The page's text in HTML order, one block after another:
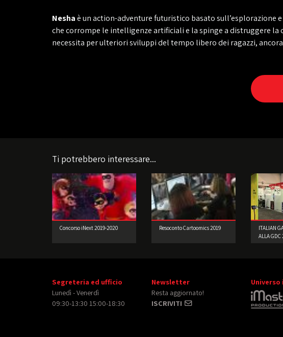
Neshaè un action-adventure futuristico basato
che corrompe le intelligenze artificiali e la spinge a distruggere la
necessita per ulteriori sviluppi del tempo libero dei ragazzi,
Ti potrebbero interessare...
Concorso iNext 2019-2020 Resoconto Cartoomics 2019
ITALIAN
ALLA GDC
Segreteria ed ufficio
Lunedì - Venerdì
09:30-13:30 15:00-18:30
Newsletter
Resta aggiornato!
ISCRIVITI